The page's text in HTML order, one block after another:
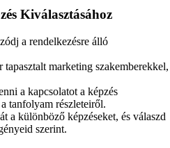
Kiválasztásához
a rendelkezésre álló
tapasztalt marketing szakemberekkel,
a kapcsolatot a képzés
tanfolyam részleteiről.
a különböző képzéseket, és válaszd
szerint.